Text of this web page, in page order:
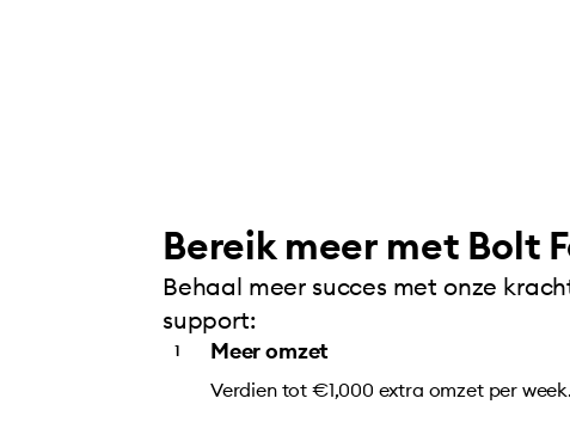
Bereik meer met Bolt
Behaal meer succes met onze
support:
Meer omzet
Verdien tot €1,000 extra omzet per week.